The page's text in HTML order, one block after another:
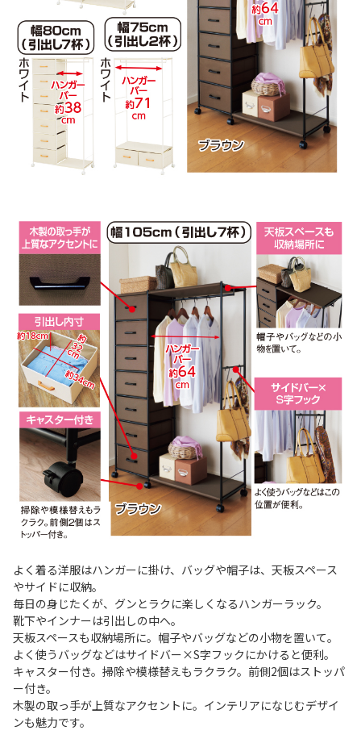
よく着る洋服はハンガーに掛け、バッグや帽子は、天板スペース
やサイドに収納。
毎日の身じたくが、グンとラクに楽しくなるハンガーラック。
靴下やインナーは引出しの中へ。
天板スペースも収納場所に。帽子やバッグなどの小物を置いて。
よく使うバッグなどはサイドバー×S字フックにかけると便利。
キャスター付き。掃除や模様替えもラクラク。前側2個はストッパ
ー付き。
木製の取っ手が上質なアクセントに。インテリアになじむデザイ
ンも魅力です。